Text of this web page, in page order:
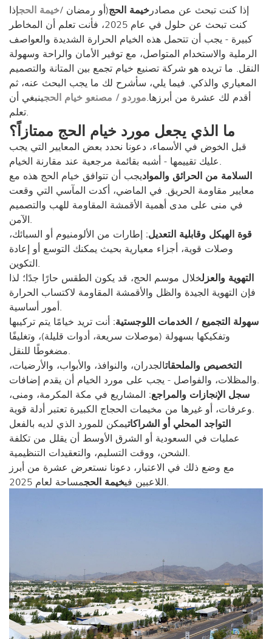
إذا كنت تبحث عن مصادر خيمة الحج(أو رمضان /خيمة الحجإذا
كنت تبحث عن حلول في عام 2025، فأنت تعلم أن المخاطر
كبيرة - يجب أن تتحمل هذه الخيام الحرارة الشديدة والعواصف
الرملية والاستخدام المتواصل، مع توفير الأمان والراحة وسهولة
النقل. ما تريده هو شركة تصنيع خيام تجمع بين المتانة والتصميم
المعياري والذكي. فيما يلي، سأشرح لك ما يجب البحث عنه، ثم
أقدم لك عشرة من أبرزها.موردو / مصنعو خيام الحجينبغي أن
تعلم.
ما الذي يجعل مورد خيام الحج ممتازاً؟
قبل الخوض في الأسماء، دعونا نحدد بعض المعايير التي يجب
عليك تقييمها - أشبه بقائمة مرجعية عند مقارنة الخيام.
السلامة من الحرائق والمواديجب أن تتوافق خيام الحج هذه مع
معايير مقاومة الحريق. في الماضي، أكدت المآسي التي وقعت
في منى على مدى أهمية الأقمشة المقاومة للهب والتصميم
الآمن.
قوة الهيكل وقابلية التعديل: إطارات من الألومنيوم أو السبائك،
وصلات قوية، أجزاء معيارية بحيث يمكنك التوسع أو إعادة
التكوين.
التهوية والعزلخلال موسم الحج، قد يكون الطقس حارًا جدًا؛ لذا
فإن التهوية الجيدة والظل والأقمشة المقاومة لاكتساب الحرارة
أمور أساسية.
سهولة التجميع / الخدمات اللوجستية: أنت تريد خيامًا يتم تركيبها
وتفكيكها بسهولة (موصلات سريعة، أدوات قليلة)، وتغليفًا
مضغوطًا للنقل.
التخصيص والملحقاتالجدران، والنوافذ، والأبواب، والأرضيات،
والمظلات، والفواصل - يجب على مورد الخيام أن يقدم إضافات.
سجل الإنجازات والمراجع: المشاريع في مكة المكرمة، ومنى،
وعرفات، أو غيرها من مخيمات الحجاج الكبيرة تعتبر أدلة قوية.
التواجد المحلي أو الشراكاتيمكن للمورد الذي لديه بالفعل
عمليات في السعودية أو الشرق الأوسط أن يقلل من تكلفة
الشحن، ووقت التسليم، والتعقيدات التنظيمية.
مع وضع ذلك في الاعتبار، دعونا نستعرض عشرة من أبرز
اللاعبين فيخيمة الحج مساحة لعام 2025.